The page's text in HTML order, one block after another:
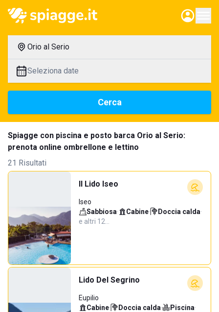
Orio al Serio
Seleziona date
Cerca
Spiagge con piscina e posto barca Orio al Serio:
prenota online ombrellone e lettino
21 Risultati
Il Lido Iseo
Iseo
Sabbiosa· Cabine· Doccia calda·
e altri 12…
Lido Del Segrino
Eupilio
Cabine· Doccia calda· Piscina·